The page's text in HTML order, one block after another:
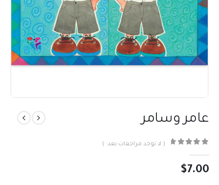
عامر وسامر
( لا توجد مراجعات بعد. )
$7.00